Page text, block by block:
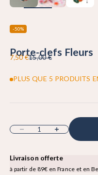
-50%
Porte-clefs Fleurs
Prix de vente
7,50 €Prix normal
15,00 €
PLUS QUE 5 PRODUITS
Diminuer la quantité
Augmenter la
Livraison offerte
à partir de 89€ en France et en